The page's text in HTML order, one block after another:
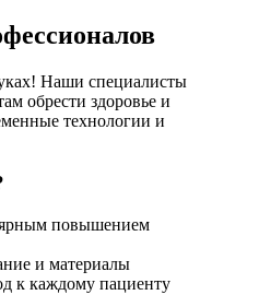
Наши специалисты
обрести здоровье и
технологии и
повышением
и материалы
к каждому пациенту